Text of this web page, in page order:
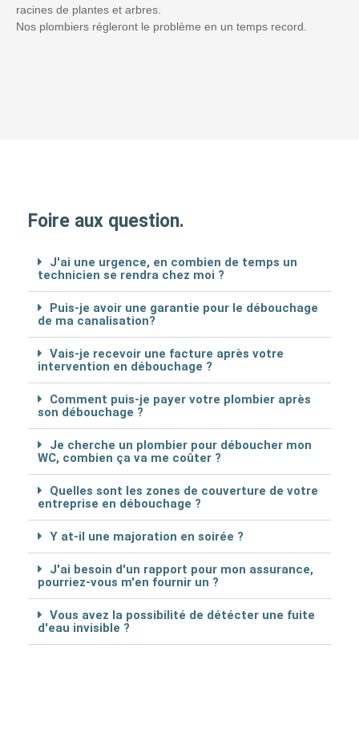
racines de plantes et arbres.
Nos plombiers régleront le problème en un temps record.
Foire aux question.
J'ai une urgence, en combien de temps un
technicien se rendra chez moi ?
Puis-je avoir une garantie pour le débouchage
de ma canalisation?
Vais-je recevoir une facture après votre
intervention en débouchage ?
Comment puis-je payer votre plombier après
son débouchage ?
Je cherche un plombier pour déboucher mon
WC, combien ça va me coûter ?
Quelles sont les zones de couverture de votre
entreprise en débouchage ?
Y at-il une majoration en soirée ?
J'ai besoin d'un rapport pour mon assurance,
pourriez-vous m'en fournir un ?
Vous avez la possibilité de détécter une fuite
d'eau invisible ?